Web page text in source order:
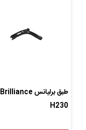
طبق برلیانس Brilliance
H230